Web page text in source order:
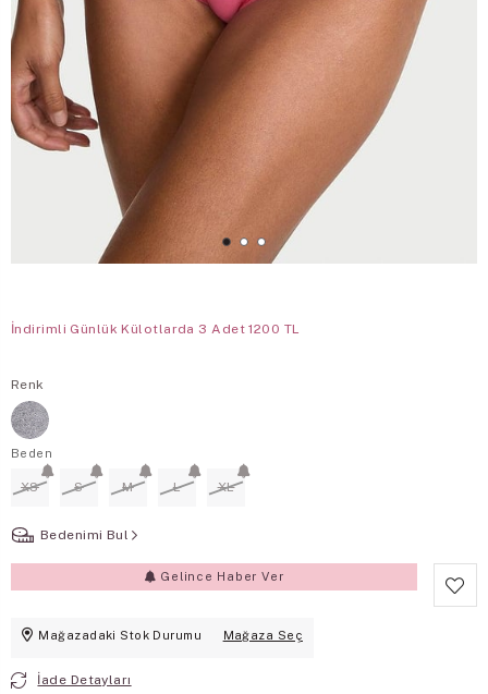
İndirimli Günlük Külotlarda 3 Adet 1200 TL
Renk
Beden
XS S M L XL
Bedenimi Bul
Gelince Haber Ver
Mağazadaki Stok Durumu Mağaza Seç
İade Detayları